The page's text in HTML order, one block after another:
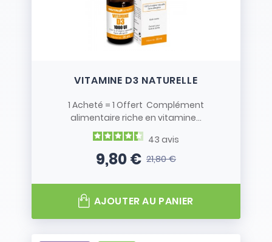
VITAMINE D3 NATURELLE
1 Acheté = 1 Offert Complément
alimentaire riche en vitamine...
43 avis
Prix
9,80 €Prix de base
21,80 €
AJOUTER AU PANIER